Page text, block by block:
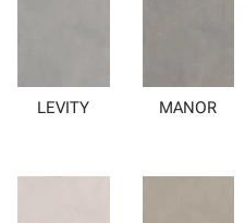
LEVITY MANOR